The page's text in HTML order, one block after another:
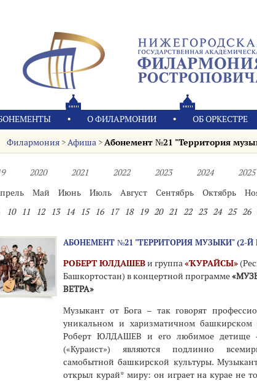
О ФИЛАРМОНИИ OБ ОРКЕСТРЕ
Филармония >Афиша >Абонемент №21 "Территория
2020 2021 2022 2023 2024 2025
Май Июнь Июль Август Сентябрь Октябрь
10 11 12 13 14 15 16 17 18 19 20 21 22 23 24 25 26
АБОНЕМЕНТ №21 "ТЕРРИТОРИЯ МУЗЫКИ" (2-
РОБЕРТ ЮЛДАШЕВи группа«ҠУРАЙСЫ»
Башкортостан) в концертной программе
ВЕТРА»
Музыкант от Бога – так говорят
уникальном и харизматичном башкирском
Роберт ЮЛДАШЕВ и его любимое детище –
(«Кураист») являются подлинно
самобытной башкирской культуры.
открыл курай* миру: он играет на курае не